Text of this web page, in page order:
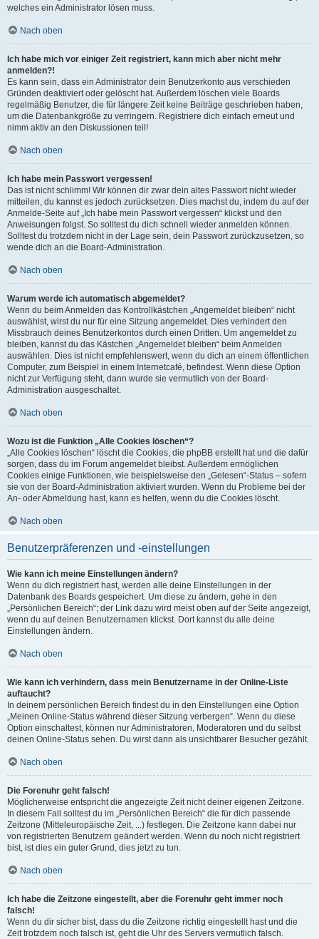
welches ein Administrator lösen muss.
Nach oben
Ich habe mich vor einiger Zeit registriert, kann mich aber nicht mehr
anmelden?!
Es kann sein, dass ein Administrator dein Benutzerkonto aus verschieden
Gründen deaktiviert oder gelöscht hat. Außerdem löschen viele Boards
regelmäßig Benutzer, die für längere Zeit keine Beiträge geschrieben haben,
um die Datenbankgröße zu verringern. Registriere dich einfach erneut und
nimm aktiv an den Diskussionen teil!
Nach oben
Ich habe mein Passwort vergessen!
Das ist nicht schlimm! Wir können dir zwar dein altes Passwort nicht wieder
mitteilen, du kannst es jedoch zurücksetzen. Dies machst du, indem du auf der
Anmelde-Seite auf „Ich habe mein Passwort vergessen“ klickst und den
Anweisungen folgst. So solltest du dich schnell wieder anmelden können.
Solltest du trotzdem nicht in der Lage sein, dein Passwort zurückzusetzen, so
wende dich an die Board-Administration.
Nach oben
Warum werde ich automatisch abgemeldet?
Wenn du beim Anmelden das Kontrollkästchen „Angemeldet bleiben“ nicht
auswählst, wirst du nur für eine Sitzung angemeldet. Dies verhindert den
Missbrauch deines Benutzerkontos durch einen Dritten. Um angemeldet zu
bleiben, kannst du das Kästchen „Angemeldet bleiben“ beim Anmelden
auswählen. Dies ist nicht empfehlenswert, wenn du dich an einem öffentlichen
Computer, zum Beispiel in einem Internetcafé, befindest. Wenn diese Option
nicht zur Verfügung steht, dann wurde sie vermutlich von der Board-
Administration ausgeschaltet.
Nach oben
Wozu ist die Funktion „Alle Cookies löschen“?
„Alle Cookies löschen“ löscht die Cookies, die phpBB erstellt hat und die dafür
sorgen, dass du im Forum angemeldet bleibst. Außerdem ermöglichen
Cookies einige Funktionen, wie beispielsweise den „Gelesen“-Status – sofern
sie von der Board-Administration aktiviert wurden. Wenn du Probleme bei der
An- oder Abmeldung hast, kann es helfen, wenn du die Cookies löscht.
Nach oben
Benutzerpräferenzen und -einstellungen
Wie kann ich meine Einstellungen ändern?
Wenn du dich registriert hast, werden alle deine Einstellungen in der
Datenbank des Boards gespeichert. Um diese zu ändern, gehe in den
„Persönlichen Bereich“; der Link dazu wird meist oben auf der Seite angezeigt,
wenn du auf deinen Benutzernamen klickst. Dort kannst du alle deine
Einstellungen ändern.
Nach oben
Wie kann ich verhindern, dass mein Benutzername in der Online-Liste
auftaucht?
In deinem persönlichen Bereich findest du in den Einstellungen eine Option
„Meinen Online-Status während dieser Sitzung verbergen“. Wenn du diese
Option einschaltest, können nur Administratoren, Moderatoren und du selbst
deinen Online-Status sehen. Du wirst dann als unsichtbarer Besucher gezählt.
Nach oben
Die Forenuhr geht falsch!
Möglicherweise entspricht die angezeigte Zeit nicht deiner eigenen Zeitzone.
In diesem Fall solltest du im „Persönlichen Bereich“ die für dich passende
Zeitzone (Mitteleuropäische Zeit, ...) festlegen. Die Zeitzone kann dabei nur
von registrierten Benutzern geändert werden. Wenn du noch nicht registriert
bist, ist dies ein guter Grund, dies jetzt zu tun.
Nach oben
Ich habe die Zeitzone eingestellt, aber die Forenuhr geht immer noch
falsch!
Wenn du dir sicher bist, dass du die Zeitzone richtig eingestellt hast und die
Zeit trotzdem noch falsch ist, geht die Uhr des Servers vermutlich falsch.